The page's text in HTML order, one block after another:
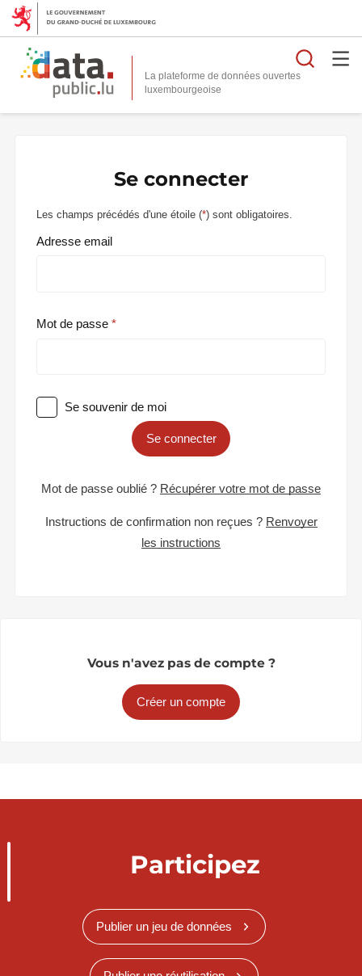
La plateforme de données ouvertes
Se connecter
Les champs précédés d'une étoile (*) sont obligatoires.
Adresse email
Mot de passe
Se souvenir de moi
Se connecter
Mot de passe oublié ? Récupérer votre mot de passe
Instructions de confirmation non reçues ? Renvoyer
les instructions
Vous n'avez pas de compte ?
Créer un compte
Participez
Publier un jeu de données